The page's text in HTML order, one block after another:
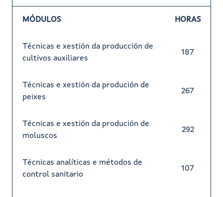
MÓDULOS HORAS
Técnicas e xestión da producción de
cultivos auxiliares
187
Técnicas e xestión da produción de
peixes
267
Técnicas e xestión da produción de
moluscos
292
Técnicas analíticas e métodos de
control sanitario
107